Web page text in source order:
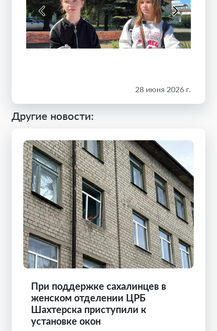
28 июня 2026 г.
Другие новости:
При поддержке сахалинцев в
женском отделении ЦРБ
Шахтерска приступили к
установке окон